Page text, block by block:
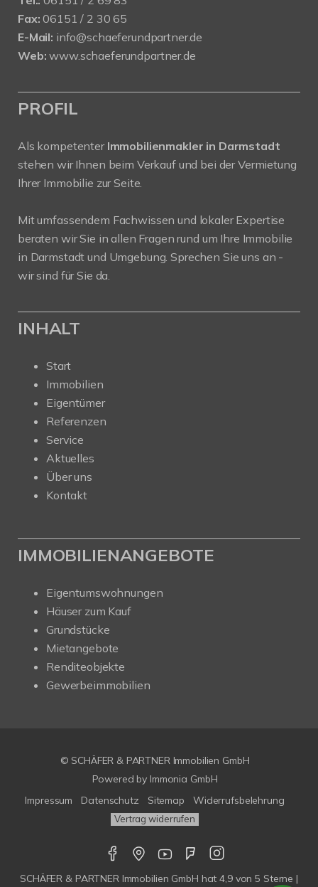
Fax: 06151 / 2 30 65
E-Mail: info@schaeferundpartner.de
Web: www.schaeferundpartner.de
PROFIL
Als kompetenter Immobilienmakler in Darmstadt
stehen wir Ihnen beim Verkauf und bei der Vermietung
Ihrer Immobilie zur Seite.
Mit umfassendem Fachwissen und lokaler Expertise
beraten wir Sie in allen Fragen rund um Ihre Immobilie
in Darmstadt und Umgebung. Sprechen Sie uns an -
wir sind für Sie da.
INHALT
Start
Immobilien
Eigentümer
Referenzen
Service
Aktuelles
Über uns
Kontakt
IMMOBILIENANGEBOTE
Eigentumswohnungen
Häuser zum Kauf
Grundstücke
Mietangebote
Renditeobjekte
Gewerbeimmobilien
© SCHÄFER & PARTNER Immobilien GmbH
Powered by Immonia GmbH
Impressum
Datenschutz Sitemap Widerrufsbelehrung
Vertrag widerrufen
SCHÄFER & PARTNER Immobilien GmbH hat4,9von5 Sterne |